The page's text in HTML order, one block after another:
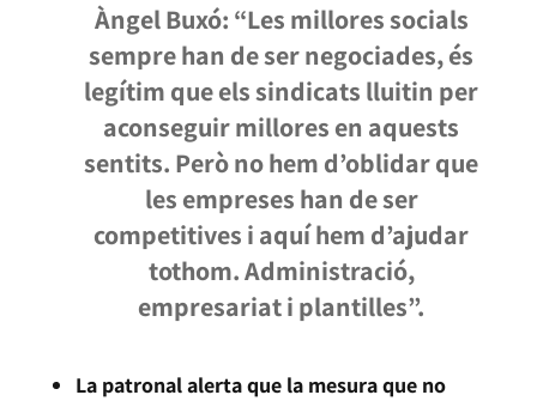
Àngel Buxó: “Les millores socials
sempre han de ser negociades, és
legítim que els sindicats lluitin per
aconseguir millores en aquests
sentits. Però no hem d’oblidar que
les empreses han de ser
competitives i aquí hem d’ajudar
tothom. Administració,
empresariat i plantilles”.
La patronal alerta que la mesura que no